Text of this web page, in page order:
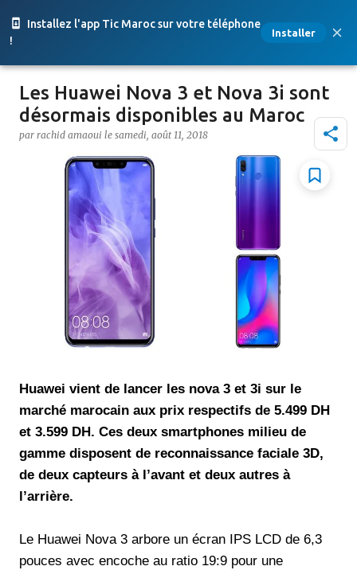
Installez l'app Tic Maroc sur votre téléphone
!
Installer
Accéder au contenu principal
Les Huawei Nova 3 et Nova 3i sont
désormais disponibles au Maroc
par rachid amaoui le samedi, août 11, 2018
Huawei vient de lancer les nova 3 et 3i sur le
marché marocain aux prix respectifs de 5.499 DH
et 3.599 DH. Ces deux smartphones milieu de
gamme disposent de reconnaissance faciale 3D,
de deux capteurs à l’avant et deux autres à
l’arrière.
Le Huawei Nova 3 arbore un écran IPS LCD de 6,3
pouces avec encoche au ratio 19:9 pour une